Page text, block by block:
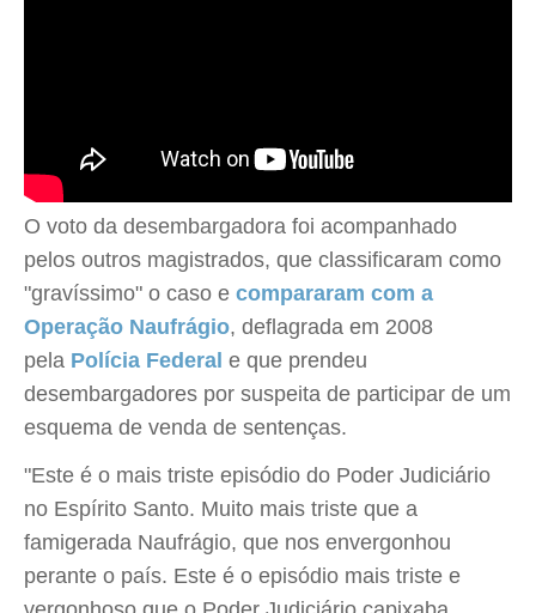
O voto da desembargadora foi acompanhado
pelos outros magistrados, que classificaram como
"gravíssimo" o caso e compararam com a
Operação Naufrágio, deflagrada em 2008
pela Polícia Federal e que prendeu
desembargadores por suspeita de participar de um
esquema de venda de sentenças.
"Este é o mais triste episódio do Poder Judiciário
no Espírito Santo. Muito mais triste que a
famigerada Naufrágio, que nos envergonhou
perante o país. Este é o episódio mais triste e